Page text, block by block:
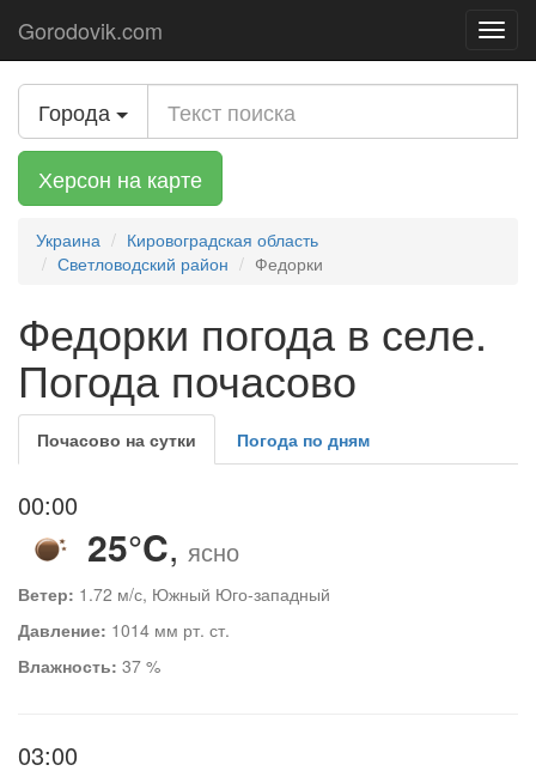
Gorodovik.com
Города
Херсон на карте
Украина
Кировоградская область
Светловодский район
Федорки
Федорки погода в селе.
Погода почасово
Почасово на сутки Погода по дням
00:00
25°C, ясно
Ветер: 1.72 м/с, Южный Юго-западный
Давление: 1014 мм рт. ст.
Влажность: 37 %
03:00